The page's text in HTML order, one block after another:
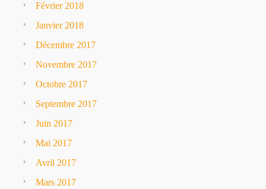
Février 2018
Janvier 2018
Décembre 2017
Novembre 2017
Octobre 2017
Septembre 2017
Juin 2017
Mai 2017
Avril 2017
Mars 2017